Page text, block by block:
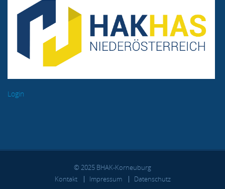
Login
© 2025 BHAK-Korneuburg
FUSSBEREICHKontakt Impressum Datenschutz